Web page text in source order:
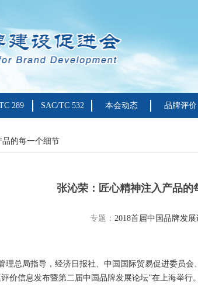
289 SAC/TC 532 本会动态 品牌评价
的每一个细节
张沁荣：匠心精神注入产品的
专题： 2018首届中国品牌发
总局指导，经济日报社、中国国际贸易促进委员会
价信息发布暨第二届中国品牌发展论坛”在上海举